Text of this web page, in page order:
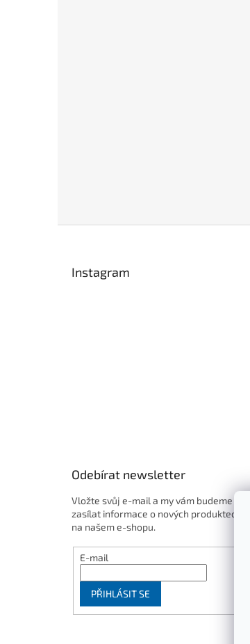
Instagram
Odebírat newsletter
Vložte svůj e-mail a my vám budeme
zasílat informace o nových produktech
na našem e-shopu.
E-mail
PŘIHLÁSIT SE